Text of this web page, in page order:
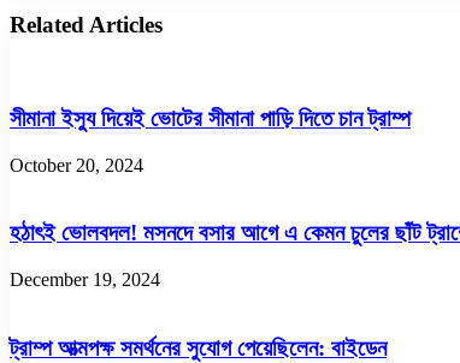
জীবিকার
উপদেষ্টা
not
to
payments
given
forex
Related Articles
সীমানা ইস্যু দিয়েই ভোটের সীমানা পাড়ি দিতে চান ট্রাম্প
October 20, 2024
হঠাৎই ভোলবদল! মসনদে বসার আগে এ কেমন চুলের ছাঁট
December 19, 2024
ট্রাম্প আত্মপক্ষ সমর্থনের সুযোগ পেয়েছিলেন: বাইডেন